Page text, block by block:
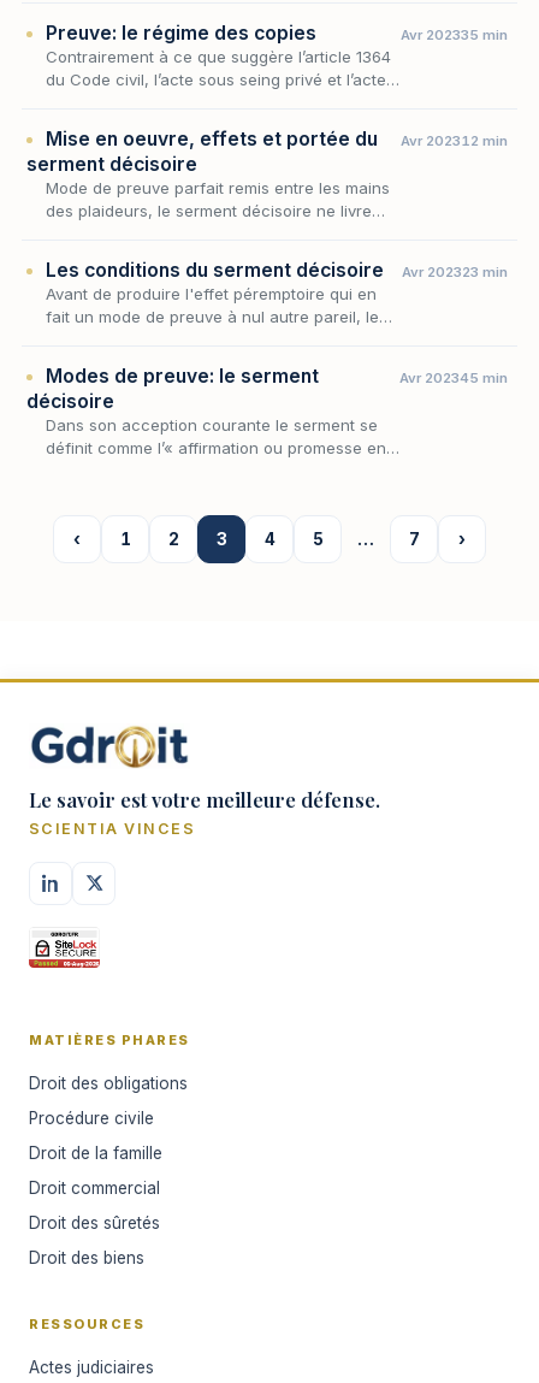
preuv…
Preuve: le régime des copies
Contrairement à ce que suggère l’article 1364
du Code civil, l’acte sous seing privé et l’acte
Avr 202335 min
Mise en oeuvre, effets et portée du
serment décisoire
Mode de preuve parfait remis entre les mains
des plaideurs, le serment décisoire ne livre
Avr 202312 min
Les conditions du serment décisoire
Avant de produire l'effet péremptoire qui en
fait un mode de preuve à nul autre pareil, le
recevabi…
Avr 202323 min
Modes de preuve: le serment
décisoire
Dans son acception courante le serment se
définit comme l’« affirmation ou promesse en
Avr 202345 min
‹ 1 2 3 4 5 … 7 ›
Le savoir est votre meilleure défense.
SCIENTIA VINCES
MATIÈRES PHARES
Droit des obligations
Procédure civile
Droit de la famille
Droit commercial
Droit des sûretés
Droit des biens
RESSOURCES
Actes judiciaires